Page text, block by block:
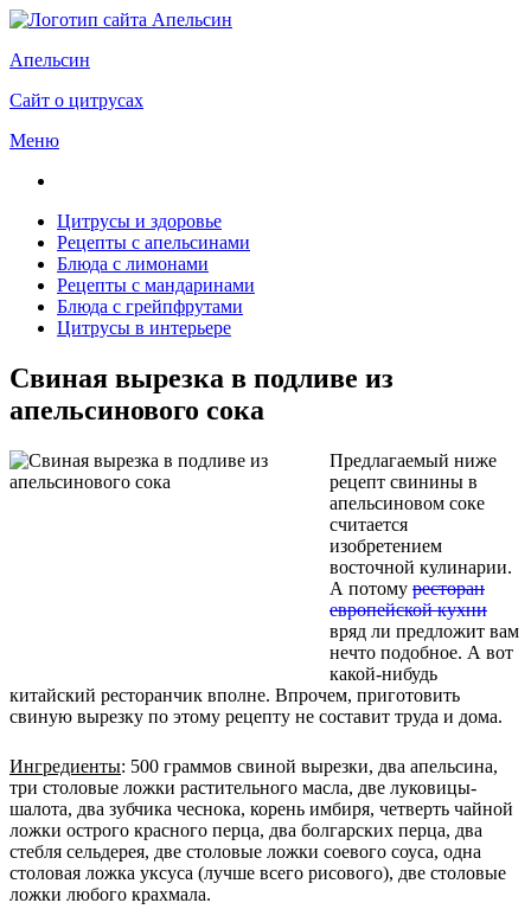
Апельсин
Сайт о цитрусах
Меню
Цитрусы и здоровье
Рецепты с апельсинами
Блюда с лимонами
Рецепты с мандаринами
Блюда с грейпфрутами
Цитрусы в интерьере
Свиная вырезка в подливе из
апельсинового сока
Предлагаемый ниже
рецепт свинины в
апельсиновом соке
считается
изобретением
восточной кулинарии.
А потому ресторан
европейской кухни
вряд ли предложит вам
нечто подобное. А вот
какой-нибудь
китайский ресторанчик вполне. Впрочем, приготовить
свиную вырезку по этому рецепту не составит труда и дома.
Ингредиенты: 500 граммов свиной вырезки, два апельсина,
три столовые ложки растительного масла, две луковицы-
шалота, два зубчика чеснока, корень имбиря, четверть чайной
ложки острого красного перца, два болгарских перца, два
стебля сельдерея, две столовые ложки соевого соуса, одна
столовая ложка уксуса (лучше всего рисового), две столовые
ложки любого крахмала.